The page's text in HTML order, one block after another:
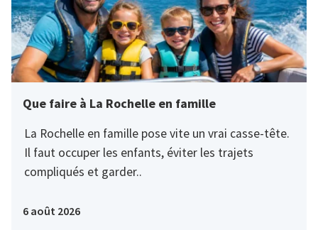
Que faire à La Rochelle en famille
La Rochelle en famille pose vite un vrai casse-tête.
Il faut occuper les enfants, éviter les trajets
compliqués et garder..
6 août 2026